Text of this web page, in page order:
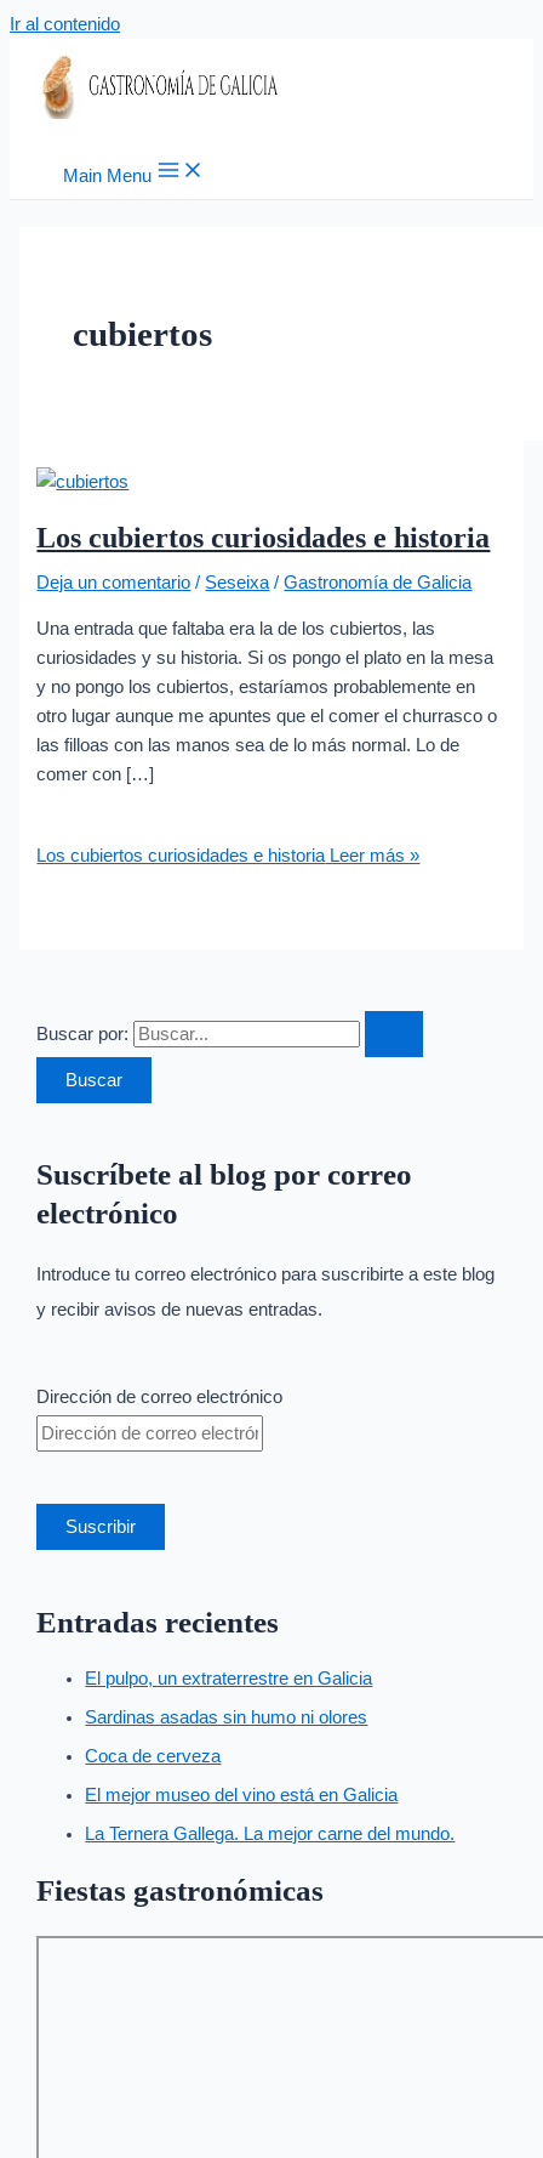
Ir al contenido
Main Menu
cubiertos
Los cubiertos curiosidades e historia
Deja un comentario / Seseixa/Gastronomía de Galicia
Una entrada que faltaba era la de los cubiertos, las
curiosidades y su historia. Si os pongo el plato en la mesa
y no pongo los cubiertos, estaríamos probablemente en
otro lugar aunque me apuntes que el comer el churrasco o
las filloas con las manos sea de lo más normal. Lo de
comer con […]
Los cubiertos curiosidades e historia Leer más »
Buscar por:
Suscríbete al blog por correo
electrónico
Introduce tu correo electrónico para suscribirte a este blog
y recibir avisos de nuevas entradas.
Dirección de correo electrónico
Suscribir
Entradas recientes
El pulpo, un extraterrestre en Galicia
Sardinas asadas sin humo ni olores
Coca de cerveza
El mejor museo del vino está en Galicia
La Ternera Gallega. La mejor carne del mundo.
Fiestas gastronómicas